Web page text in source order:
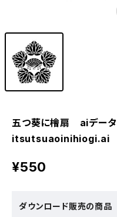
五つ葵に檜扇 aiデータ
itsutsuaoinihiogi.ai
¥550
ダウンロード販売の商品